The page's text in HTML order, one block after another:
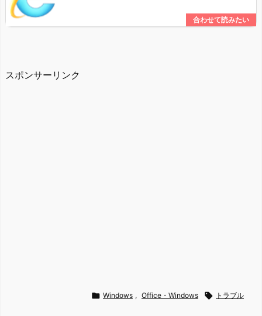
スポンサーリンク
 Windows , Office・Windows  トラブル